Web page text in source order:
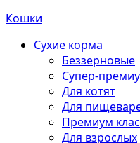
Кошки
Сухие корма
Беззерновые
Супер-
Для котят
Для
Премиум
Для взрослых